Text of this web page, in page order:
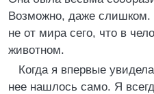
Возможно, даже слишком.
не от мира сего, что в
животном.
Когда я впервые
нее нашлось само. Я